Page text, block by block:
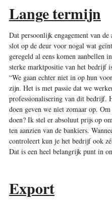
Lange termijn
Dat persoonlijk engagement van
slot op de deur voor nogal wat
geregeld al eens komen aanbellen
sterke marktpositie van het bedrijf
“We gaan echter niet in op hun
zijn. Het is met passie dat we
professionalisering van dit bedrijf.
doen geven we niet zomaar op.
doen? Ik stel er absoluut prijs op
ten aanzien van de bankiers.
controleert kun je het bedrijf ook
Dat is een heel belangrijk punt in
Export